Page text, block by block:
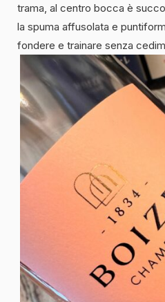
trama, al centro bocca è
la spuma affusolata e
fondere e trainare senza